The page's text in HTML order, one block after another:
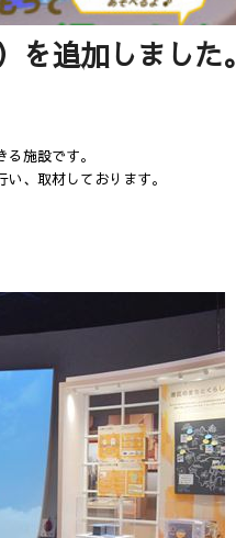
を追加しました。
施設です。
、取材しております。